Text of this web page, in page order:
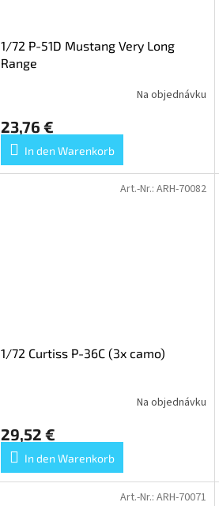
1/72 P-51D Mustang Very Long
Range
Na objednávku
23,76 €
In den Warenkorb
1/72 Curtiss P-36C (3x camo)
Na objednávku
29,52 €
In den Warenkorb
Art.-Nr.: ARH-70082
Art.-Nr.: ARH-70071